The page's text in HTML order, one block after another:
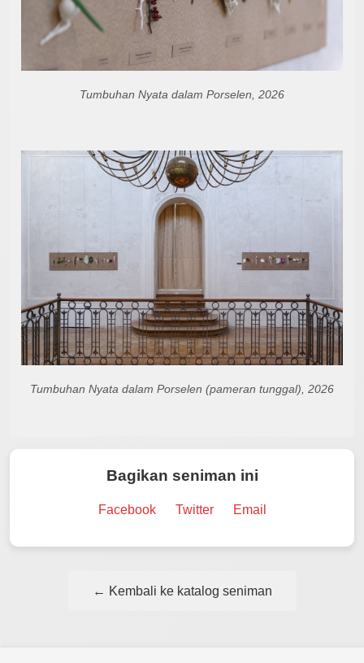
Tumbuhan Nyata dalam Porselen, 2026
Tumbuhan Nyata dalam Porselen (pameran tunggal), 2026
Bagikan seniman ini
Facebook Twitter Email
← Kembali ke katalog seniman